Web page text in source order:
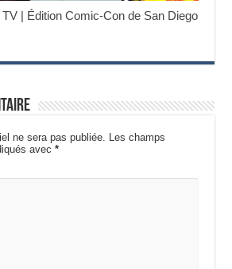
| Édition Comic-Con de San Diego
ne sera pas publiée. Les champs
avec*